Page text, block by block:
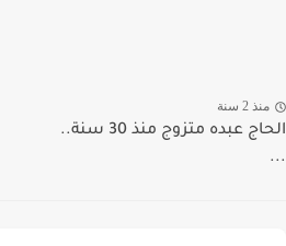
منذ 2 سنة
الحاج عبده متزوج منذ 30 سنة..
...